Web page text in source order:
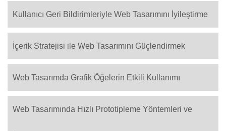
Kullanıcı Geri Bildirimleriyle Web Tasarımını İyileştirme
İçerik Stratejisi ile Web Tasarımını Güçlendirmek
Web Tasarımda Grafik Öğelerin Etkili Kullanımı
Web Tasarımında Hızlı Prototipleme Yöntemleri ve